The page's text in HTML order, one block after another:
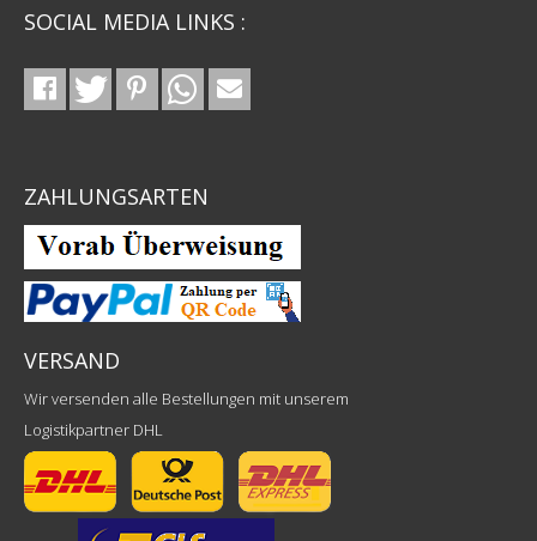
SOCIAL MEDIA LINKS :
ZAHLUNGSARTEN
VERSAND
Wir versenden alle Bestellungen mit unserem
Logistikpartner DHL